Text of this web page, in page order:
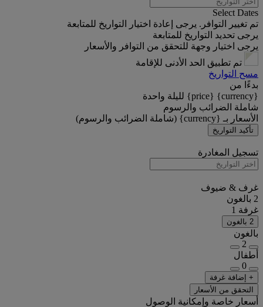
Select Dates
تم تغيير التوافر. يرجى إعادة اختيار التواريخ للمتابعة
يرجى تحديد التواريخ للمتابعة
يرجى اختيار وجهة للتحقق من التوافر والأسعار
تم تطبيق الحد الأدنى للإقامة
مسح التواريخ
بدءًا من
{currency} {price} لليلة واحدة
شاملة الضرائب والرسوم
الأسعار بـ {currency} (شاملة الضرائب والرسوم)
تأكيد التواريخ
تسجيل المغادرة
غرف & ضيوف
2 بالغون
غرفة 1
2 بالغون
بالغون
2
أطفال
0
+ إضافة غرفة
التحقق من الأسعار
أسعار خاصة وإمكانية الوصول